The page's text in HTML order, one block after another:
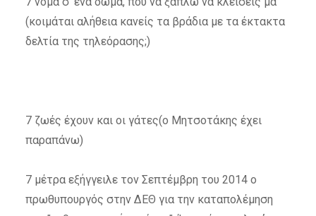
(κοιμάται αλήθεια κανείς τα βράδια με τα έκτακτα
δελτία της τηλεόρασης;)
7 ζωές έχουν και οι γάτες(ο Μητσοτάκης έχει
παραπάνω)
7 μέτρα εξήγγειλε τον Σεπτέμβρη του 2014 ο
πρωθυπουργός στην ΔΕΘ για την καταπολέμηση